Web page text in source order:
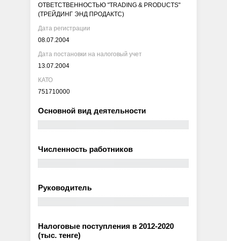
ОТВЕТСТВЕННОСТЬЮ "TRADING & PRODUCTS"
(ТРЕЙДИНГ ЭНД ПРОДАКТС)
Дата регистрации
08.07.2004
Дата постановки на налоговый учет
13.07.2004
КАТО
751710000
Основной вид деятельности
Численность работников
Руководитель
Налоговые поступления в 2012-2020
(тыс. тенге)